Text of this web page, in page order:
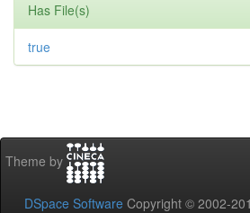
Has File(s)
true
Theme by
DSpace Software Copyright © 2002-